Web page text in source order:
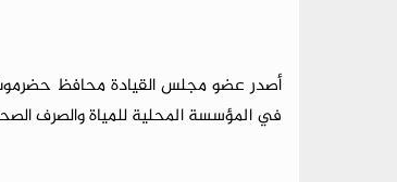
أصدر عضو مجلس القيادة محافظ حضرموت
في المؤسسة المحلية للمياة والصرف